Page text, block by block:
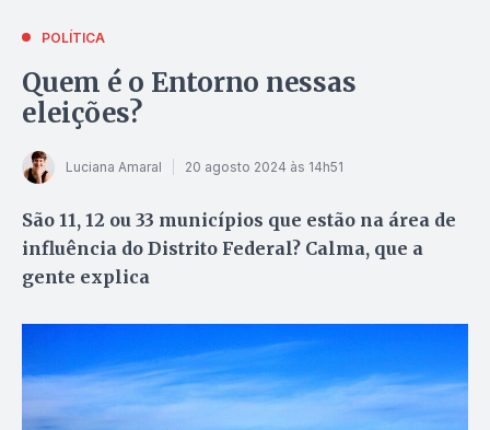
POLÍTICA
Quem é o Entorno nessas
eleições?
Luciana Amaral 20 agosto 2024 às 14h51
São 11, 12 ou 33 municípios que estão na área de
influência do Distrito Federal? Calma, que a
gente explica